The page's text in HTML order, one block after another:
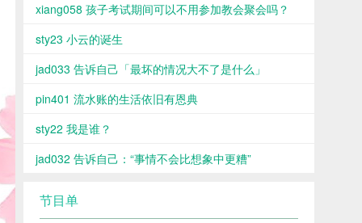
xiang058 孩子考试期间可以不用参加教会聚会吗？
sty23 小云的诞生
jad033 告诉自己「最坏的情况大不了是什么」
pin401 流水账的生活依旧有恩典
sty22 我是谁？
jad032 告诉自己：“事情不会比想象中更糟”
节目单